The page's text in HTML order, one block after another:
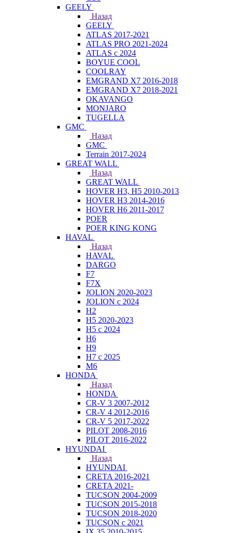
GEELY
Назад
GEELY
ATLAS 2017-2021
ATLAS PRO 2021-2024
ATLAS с 2024
BOYUE COOL
COOLRAY
EMGRAND X7 2016-2018
EMGRAND X7 2018-2021
OKAVANGO
MONJARO
TUGELLA
GMC
Назад
GMC
Terrain 2017-2024
GREAT WALL
Назад
GREAT WALL
HOVER H3, H5 2010-2013
HOVER H3 2014-2016
HOVER H6 2011-2017
POER
POER KING KONG
HAVAL
Назад
HAVAL
DARGO
F7
F7X
JOLION 2020-2023
JOLION с 2024
H2
H5 2020-2023
H5 с 2024
H6
H9
H7 с 2025
M6
HONDA
Назад
HONDA
CR-V 3 2007-2012
CR-V 4 2012-2016
CR-V 5 2017-2022
PILOT 2008-2016
PILOT 2016-2022
HYUNDAI
Назад
HYUNDAI
CRETA 2016-2021
CRETA 2021-
TUCSON 2004-2009
TUCSON 2015-2018
TUCSON 2018-2020
TUCSON с 2021